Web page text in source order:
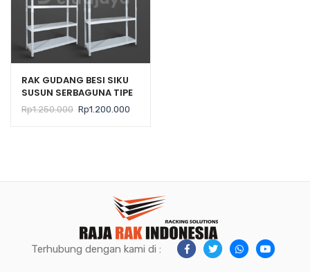
RAK GUDANG BESI SIKU
SUSUN SERBAGUNA TIPE
JUNO B04 PUTIH PLAT
SHELVING
Rp1.250.000 Harga
Rp1.200.000
Terhubung dengan kami di :